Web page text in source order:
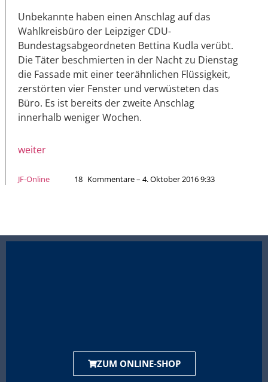
Unbekannte haben einen Anschlag auf das
Wahlkreisbüro der Leipziger CDU-
Bundestagsabgeordneten Bettina Kudla verübt.
Die Täter beschmierten in der Nacht zu Dienstag
die Fassade mit einer teerähnlichen Flüssigkeit,
zerstörten vier Fenster und verwüsteten das
Büro. Es ist bereits der zweite Anschlag
innerhalb weniger Wochen.
weiter
JF-Online 18 Kommentare – 4. Oktober 2016 9:33
ZUM ONLINE-SHOP